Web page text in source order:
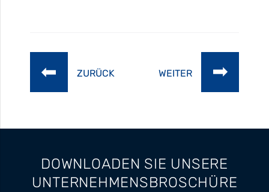
ZURÜCK WEITER
DOWNLOADEN SIE UNSERE
UNTERNEHMENSBROSCHÜRE